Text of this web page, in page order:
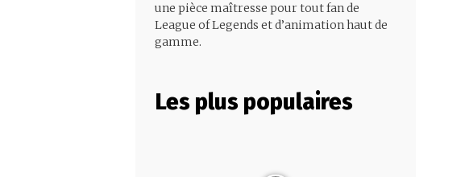
une pièce maîtresse pour tout fan de
League of Legends et d’animation haut de
gamme.
Les plus populaires